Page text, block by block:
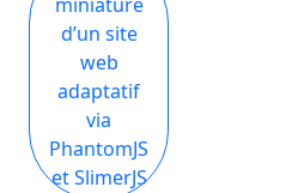
d’un site
web
adaptatif
via
PhantomJS
et SlimerJS